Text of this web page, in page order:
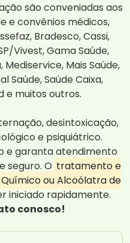
são conveniadas aos
e convênios médicos,
Bradesco, Cassi,
Vivest, Gama Saúde,
Mais Saúde,
Saúde, Saúde Caixa,
e muitos outros.
desintoxicação,
e psiquiátrico.
e garanta atendimento
seguro. O tratamento e
ou Alcoólatra de
iniciado rapidamente.
conosco!